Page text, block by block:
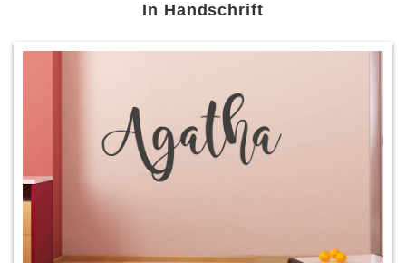
In Handschrift